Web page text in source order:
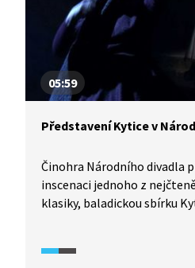
40. letech?
05:59
Představení Kytice v
Činohra Národního divadla
inscenaci jednoho z
klasiky, baladickou sbírku
tandem SKUTR a herce